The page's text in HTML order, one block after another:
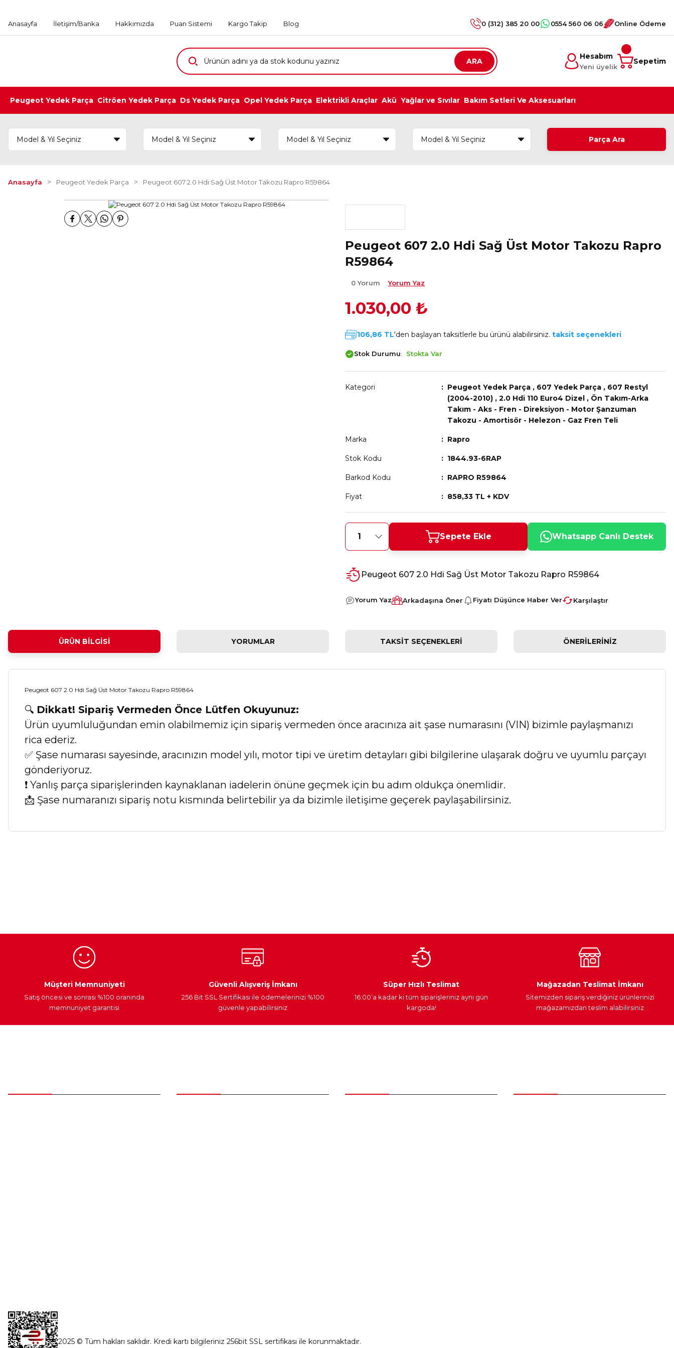
Anasayfa İletişim/Banka Hakkımızda Puan Sistemi Kargo Takip Blog 0 (312) 385 20 00 0554 560 06 06 Online Ödeme
ARA
Hesabım
Yeni üyelik
Sepetim
Peugeot Yedek Parça Citröen Yedek Parça Ds Yedek Parça Opel Yedek Parça Elektrikli Araçlar Akü Yağlar ve Sıvılar Bakım Setleri Ve Aksesuarları
Parça Ara
Anasayfa Peugeot Yedek Parça Peugeot 607 2.0 Hdi Sağ Üst Motor Takozu Rapro R59864
Peugeot 607 2.0 Hdi Sağ Üst Motor Takozu Rapro
R59864
0 Yorum Yorum Yaz
1.030,00 ₺
106,86 TL'den başlayan taksitlerle bu ürünü alabilirsiniz. taksit seçenekleri
Stok Durumu Stokta Var
Kategori Peugeot Yedek Parça , 607 Yedek Parça , 607 Restyl
(2004-2010) , 2.0 Hdi 110 Euro4 Dizel , Ön Takım-Arka
Takım - Aks - Fren - Direksiyon - Motor Şanzuman
Takozu - Amortisör - Helezon - Gaz Fren Teli
Marka Rapro
Stok Kodu 1844.93-6RAP
Barkod Kodu RAPRO R59864
Fiyat 858,33 TL + KDV
Sepete Ekle Whatsapp Canlı Destek
Peugeot 607 2.0 Hdi Sağ Üst Motor Takozu Rapro R59864
Yorum Yaz Arkadaşına Öner Fiyatı Düşünce Haber Ver Karşılaştır
ÜRÜN BILGISI YORUMLAR TAKSIT SEÇENEKLERI ÖNERILERINIZ
Peugeot 607 2.0 Hdi Sağ Üst Motor Takozu Rapro R59864
🔍 Dikkat! Sipariş Vermeden Önce Lütfen Okuyunuz:
Ürün uyumluluğundan emin olabilmemiz için sipariş vermeden önce aracınıza ait şase numarasını (VIN) bizimle paylaşmanızı
rica ederiz.
✅ Şase numarası sayesinde, aracınızın model yılı, motor tipi ve üretim detayları gibi bilgilerine ulaşarak doğru ve uyumlu parçayı
gönderiyoruz.
❗ Yanlış parça siparişlerinden kaynaklanan iadelerin önüne geçmek için bu adım oldukça önemlidir.
📩 Şase numaranızı sipariş notu kısmında belirtebilir ya da bizimle iletişime geçerek paylaşabilirsiniz.
Egzoz Sistemi Ateşleme Sistemi Araç Farları Yedek Parça
Müşteri Memnuniyeti
Satış öncesi ve sonrası %100 oranında
memnuniyet garantisi
Güvenli Alışveriş İmkanı
256 Bit SSL Sertifikası ile ödemelerinizi %100
güvenle yapabilirsiniz
Süper Hızlı Teslimat
16:00’a kadar ki tüm siparişleriniz aynı gün
kargoda!
Mağazadan Teslimat İmkanı
Sitemizden sipariş verdiğiniz ürünlerinizi
mağazamızdan teslim alabilirsiniz
2025 © Tüm hakları saklıdır. Kredi kartı bilgileriniz 256bit SSL sertifikası ile korunmaktadır.